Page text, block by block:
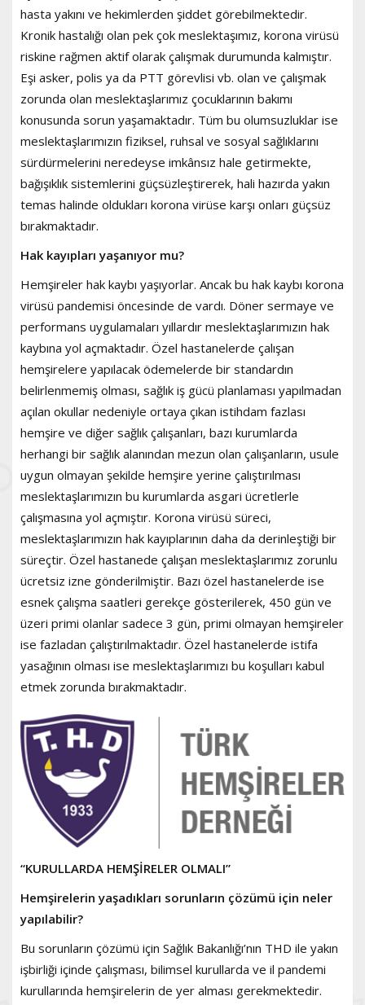
hasta yakını ve hekimlerden şiddet görebilmektedir.
Kronik hastalığı olan pek çok meslektaşımız, korona virüsü
riskine rağmen aktif olarak çalışmak durumunda kalmıştır.
Eşi asker, polis ya da PTT görevlisi vb. olan ve çalışmak
zorunda olan meslektaşlarımız çocuklarının bakımı
konusunda sorun yaşamaktadır. Tüm bu olumsuzluklar ise
meslektaşlarımızın fiziksel, ruhsal ve sosyal sağlıklarını
sürdürmelerini neredeyse imkânsız hale getirmekte,
bağışıklık sistemlerini güçsüzleştirerek, hali hazırda yakın
temas halinde oldukları korona virüse karşı onları güçsüz
bırakmaktadır.
Hak kayıpları yaşanıyor mu?
Hemşireler hak kaybı yaşıyorlar. Ancak bu hak kaybı korona
virüsü pandemisi öncesinde de vardı. Döner sermaye ve
performans uygulamaları yıllardır meslektaşlarımızın hak
kaybına yol açmaktadır. Özel hastanelerde çalışan
hemşirelere yapılacak ödemelerde bir standardın
belirlenmemiş olması, sağlık iş gücü planlaması yapılmadan
açılan okullar nedeniyle ortaya çıkan istihdam fazlası
hemşire ve diğer sağlık çalışanları, bazı kurumlarda
herhangi bir sağlık alanından mezun olan çalışanların, usule
uygun olmayan şekilde hemşire yerine çalıştırılması
meslektaşlarımızın bu kurumlarda asgari ücretlerle
çalışmasına yol açmıştır. Korona virüsü süreci,
meslektaşlarımızın hak kayıplarının daha da derinleştiği bir
süreçtir. Özel hastanede çalışan meslektaşlarımız zorunlu
ücretsiz izne gönderilmiştir. Bazı özel hastanelerde ise
esnek çalışma saatleri gerekçe gösterilerek, 450 gün ve
üzeri primi olanlar sadece 3 gün, primi olmayan hemşireler
ise fazladan çalıştırılmaktadır. Özel hastanelerde istifa
yasağının olması ise meslektaşlarımızı bu koşulları kabul
etmek zorunda bırakmaktadır.
“KURULLARDA HEMŞİRELER OLMALI”
Hemşirelerin yaşadıkları sorunların çözümü için neler
yapılabilir?
Bu sorunların çözümü için Sağlık Bakanlığı’nın THD ile yakın
işbirliği içinde çalışması, bilimsel kurullarda ve il pandemi
kurullarında hemşirelerin de yer alması gerekmektedir.